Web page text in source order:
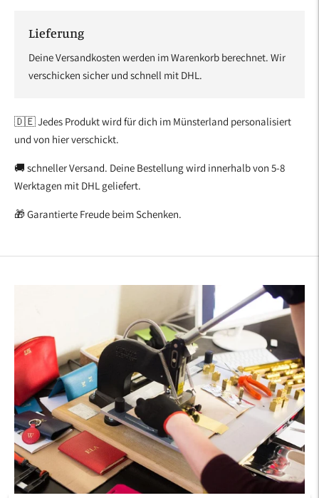
Lieferung
Deine Versandkosten werden im Warenkorb berechnet. Wir
verschicken sicher und schnell mit DHL.
🇩🇪 Jedes Produkt wird für dich im Münsterland personalisiert
und von hier verschickt.
🚚 schneller Versand. Deine Bestellung wird innerhalb von 5-8
Werktagen mit DHL geliefert.
🎁 Garantierte Freude beim Schenken.
in